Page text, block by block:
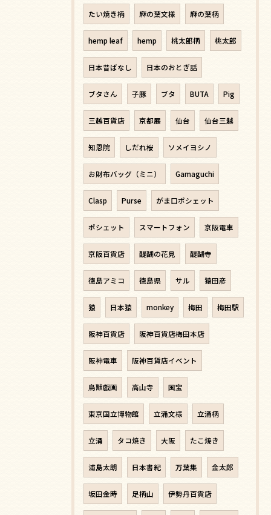
たい焼き柄 麻の葉文様 麻の葉柄
hemp leaf hemp 桃太郎柄 桃太郎
日本昔ばなし 日本のおとぎ話
ブタさん 子豚 ブタ BUTA Pig
三越百貨店 京都展 仙台 仙台三越
知恩院 しだれ桜 ソメイヨシノ
お財布バッグ（ミニ） Gamaguchi
Clasp Purse がま口ポシェット
ポシェット スマートフォン 京阪電車
京阪百貨店 醍醐の花見 醍醐寺
徳島アミコ 徳島県 サル 猿田彦
猿 日本猿 monkey 梅田 梅田駅
阪神百貨店 阪神百貨店梅田本店
阪神電車 阪神百貨店イベント
鳥獣戯画 高山寺 国宝
東京国立博物館 立涌文様 立涌柄
立涌 タコ焼き 大阪 たこ焼き
浦島太朗 日本書紀 万葉集 金太郎
坂田金時 足柄山 伊勢丹百貨店